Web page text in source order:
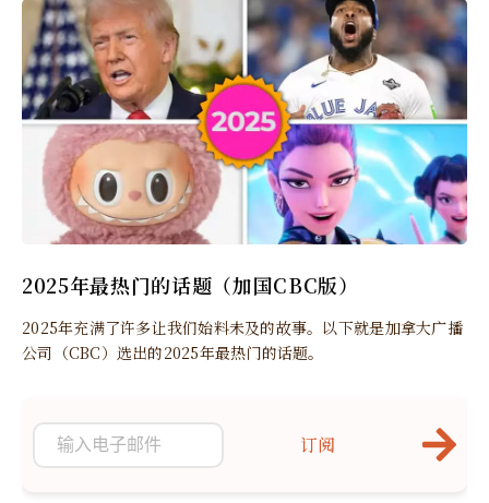
2025年最热门的话题（加国CBC版）
2025年充满了许多让我们始料未及的故事。以下就是加拿大广播
公司（CBC）选出的2025年最热门的话题。
订阅